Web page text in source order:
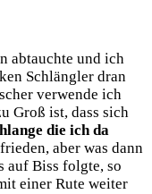
abtauch­te und ich
Schläng­ler dran
ver­wen­de ich
Groß ist, dass sich
die ich da
aber was dann
auf Biss folg­te, so
einer Rute wei­ter